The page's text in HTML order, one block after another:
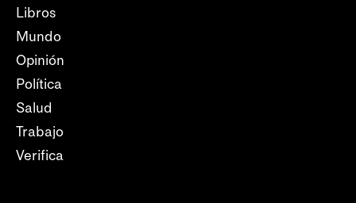
Libros
Mundo
Opinión
Política
Salud
Trabajo
Verifica